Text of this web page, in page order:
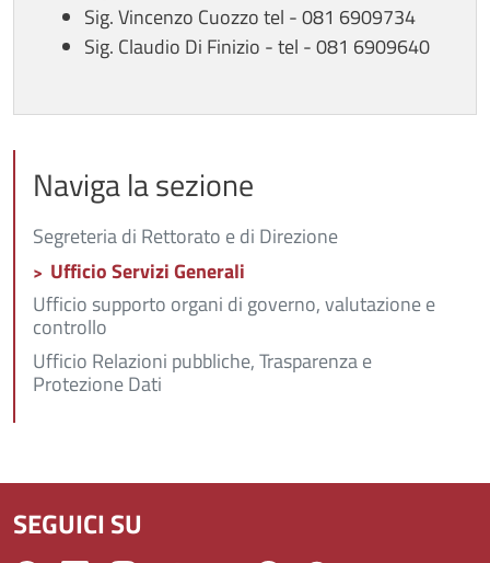
Sig. Vincenzo Cuozzo tel - 081 6909734
Sig. Claudio Di Finizio - tel - 081 6909640
Naviga la sezione
Segreteria di Rettorato e di Direzione
Ufficio Servizi Generali
Ufficio supporto organi di governo, valutazione e
controllo
Ufficio Relazioni pubbliche, Trasparenza e
Protezione Dati
SEGUICI SU